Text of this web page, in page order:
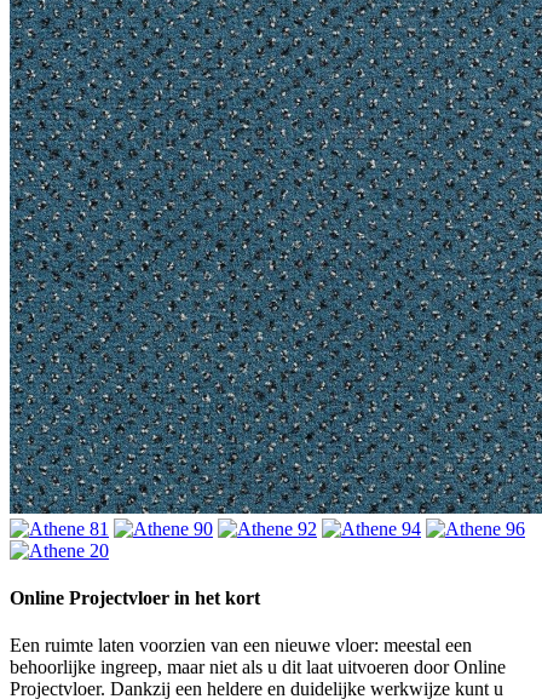
Online Projectvloer in het kort
Een ruimte laten voorzien van een nieuwe vloer: meestal een
behoorlijke ingreep, maar niet als u dit laat uitvoeren door Online
Projectvloer. Dankzij een heldere en duidelijke werkwijze kunt u